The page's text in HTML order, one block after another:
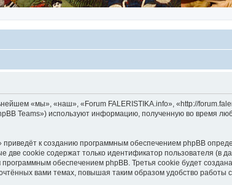
«мы», «наш», «Forum FALERISTIKA.info», «http://
Teams») используют информацию, полученную во время
к созданию программным обеспечением phpBB
cookie содержат только идентификатор пользователя (в
обеспечением phpBB. Третья cookie будет
вами темах, повышая таким образом удобство работы